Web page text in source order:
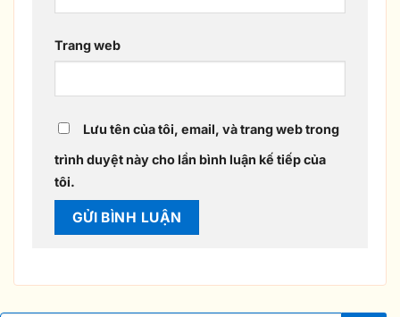
Trang web
Lưu tên của tôi, email, và trang web trong
trình duyệt này cho lần bình luận kế tiếp của
tôi.